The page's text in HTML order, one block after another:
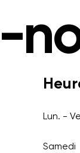
Lun. -
Samedi